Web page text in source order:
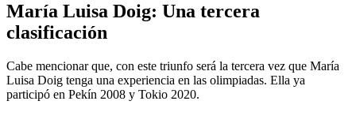
María Luisa Doig: Una tercera
clasificación
Cabe mencionar que, con este triunfo será la tercera vez que María
Luisa Doig tenga una experiencia en las olimpiadas. Ella ya
participó en Pekín 2008 y Tokio 2020.